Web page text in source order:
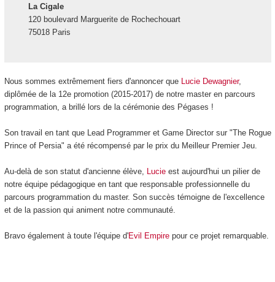
La Cigale
120 boulevard Marguerite de Rochechouart
75018 Paris
Nous sommes extrêmement fiers d'annoncer que Lucie Dewagnier,
diplômée de la 12e promotion (2015-2017) de notre master en parcours
programmation, a brillé lors de la cérémonie des Pégases !
Son travail en tant que Lead Programmer et Game Director sur "The Rogue
Prince of Persia" a été récompensé par le prix du Meilleur Premier Jeu.
Au-delà de son statut d'ancienne élève, Lucieest aujourd'hui un pilier de
notre équipe pédagogique en tant que responsable professionnelle du
parcours programmation du master. Son succès témoigne de l'excellence
et de la passion qui animent notre communauté.
Bravo également à toute l'équipe d'Evil Empirepour ce projet remarquable.